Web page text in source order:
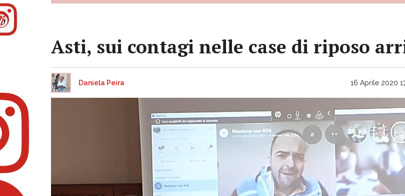
Asti, sui contagi nelle case di riposo
Daniela Peira 16 Aprile 2020